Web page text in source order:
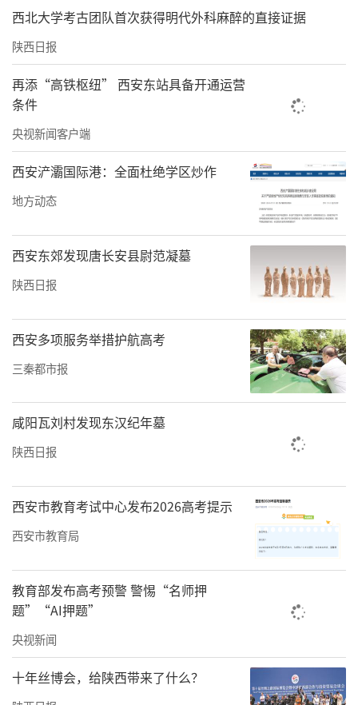
西北大学考古团队首次获得明代外科麻醉的直接证据
陕西日报
再添“高铁枢纽” 西安东站具备开通运营
条件
央视新闻客户端
西安浐灞国际港：全面杜绝学区炒作
地方动态
西安东郊发现唐长安县尉范凝墓
陕西日报
西安多项服务举措护航高考
三秦都市报
咸阳瓦刘村发现东汉纪年墓
陕西日报
西安市教育考试中心发布2026高考提示
西安市教育局
教育部发布高考预警 警惕“名师押
题”“AI押题”
央视新闻
十年丝博会，给陕西带来了什么？